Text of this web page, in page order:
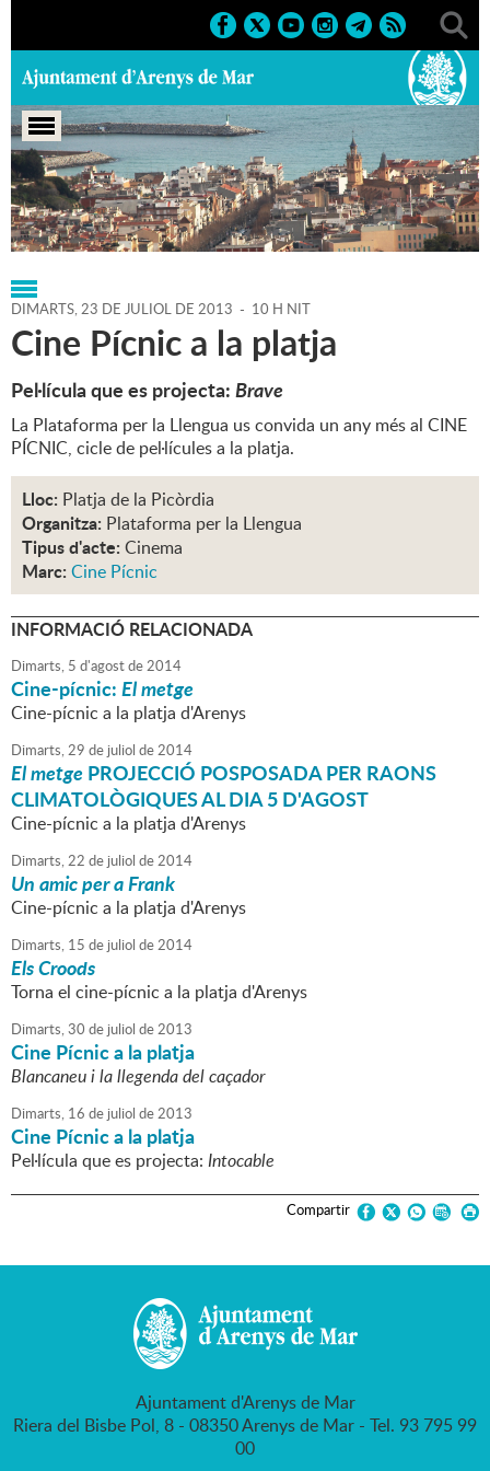
Portada > Regidories > Cultura > Agenda > 23-07-2013
DIMARTS,23 DE JULIOL DE 2013 - 10 H NIT
Cine Pícnic a la platja
Pel·lícula que es projecta:Brave
La Plataforma per la Llengua us convida un any més al CINE
PÍCNIC, cicle de pel·lícules a la platja.
Lloc: Platja de la Picòrdia
Organitza: Plataforma per la Llengua
Tipus d'acte: Cinema
Marc: Cine Pícnic
INFORMACIÓ RELACIONADA
Dimarts, 5 d'agostde2014
Cine-pícnic:El metge
Cine-pícnic a la platja d'Arenys
Dimarts,29 de juliol de2014
El metgePROJECCIÓ POSPOSADA PER RAONS
CLIMATOLÒGIQUES AL DIA 5 D'AGOST
Cine-pícnic a la platja d'Arenys
Dimarts,22 de juliol de2014
Un amic per a Frank
Cine-pícnic a la platja d'Arenys
Dimarts, 15 de juliol de2014
Els Croods
Torna el cine-pícnic a la platja d'Arenys
Dimarts,30 de juliol de2013
Cine Pícnic a la platja
Blancaneu i la llegenda del caçador
Dimarts, 16 de juliol de2013
Cine Pícnic a la platja
Pel·lícula que es projecta: Intocable
Compartir
Ajuntament d'Arenys de Mar
Riera del Bisbe Pol, 8 - 08350 Arenys de Mar - Tel. 93 795 99
00